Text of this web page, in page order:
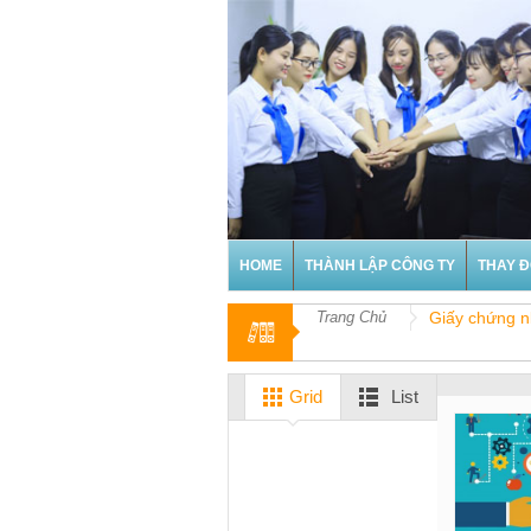
HOME THÀNH LẬP CÔNG TY THAY
Trang Chủ Giấy chứng
Grid List